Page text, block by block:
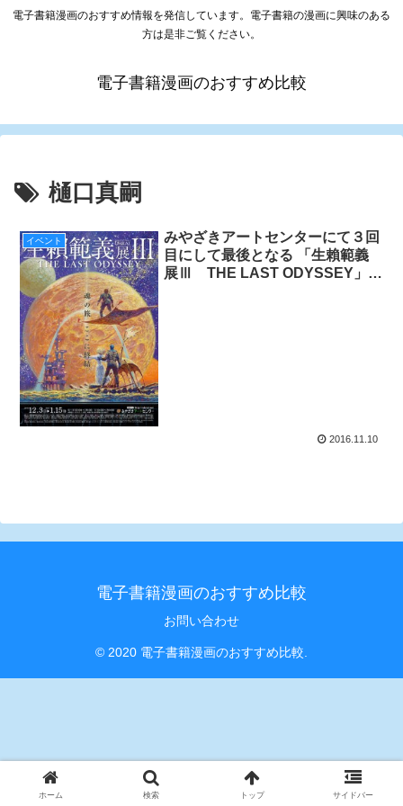
電子書籍漫画のおすすめ情報を発信しています。電子書籍の漫画に興味のある
方は是非ご覧ください。
電子書籍漫画のおすすめ比較
樋口真嗣
イベント
みやざきアートセンターにて３回
目にして最後となる 「生賴範義
展Ⅲ THE LAST ODYSSEY」を
2016.11.10
電子書籍漫画のおすすめ比較
お問い合わせ
© 2020 電子書籍漫画のおすすめ比較.
ホーム 検索 トップ サイドバー